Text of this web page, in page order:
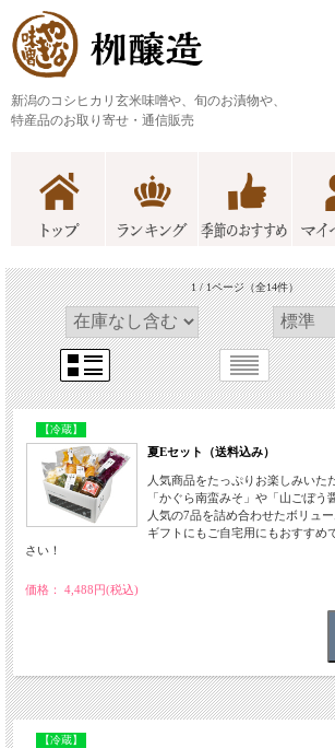
新潟のコシヒカリ玄米味噌や、旬のお漬物や、
特産品のお取り寄せ・通信販売
1 / 1ページ（全14件）
【冷蔵】
夏Eセット（送料込み）
人気商品をたっぷりお楽しみいた
「かぐら南蛮みそ」や「山ごぼう
人気の7品を詰め合わせたボリュ
ギフトにもご自宅用にもおすすめ
さい！
価格： 4,488円(税込)
【冷蔵】